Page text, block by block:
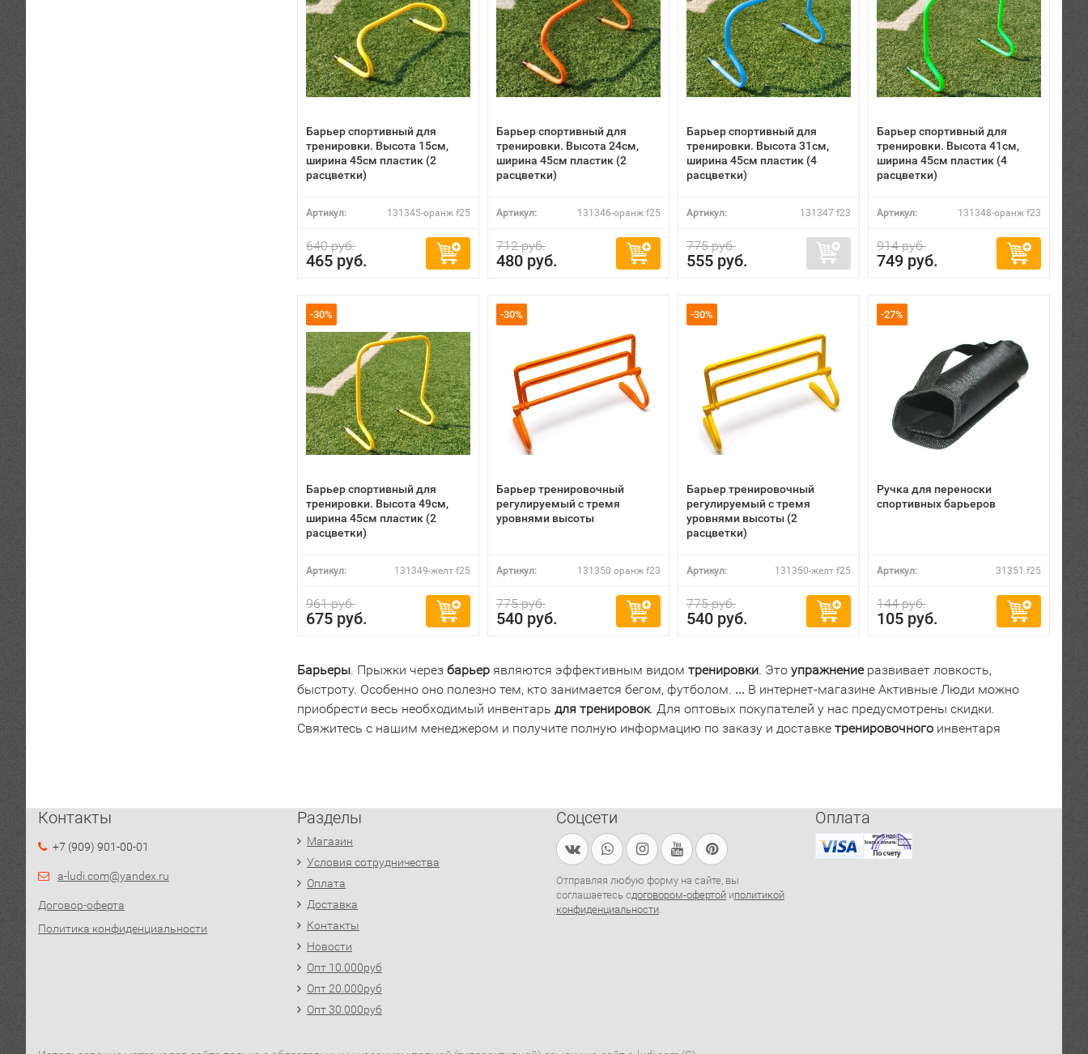
Барьер спортивный для
тренировки. Высота 15см,
ширина 45см пластик (2
расцветки)
Артикул: 131345-оранж f25
640 руб.
465 руб.
Барьер спортивный для
тренировки. Высота 24см,
ширина 45см пластик (2
расцветки)
Артикул: 131346-оранж f25
712 руб.
480 руб.
Барьер спортивный для
тренировки. Высота 31см,
ширина 45см пластик (4
расцветки)
Артикул: 131347 f23
775 руб.
555 руб.
Барьер спортивный для
тренировки. Высота 41см,
ширина 45см пластик (4
расцветки)
Артикул: 131348-оранж f23
914 руб.
749 руб.
-30%
Барьер спортивный для
тренировки. Высота 49см,
ширина 45см пластик (2
расцветки)
Артикул: 131349-желт f25
961 руб.
675 руб.
-30%
Барьер тренировочный
регулируемый с тремя
уровнями высоты
Артикул: 131350 оранж f23
775 руб.
540 руб.
-30%
Барьер тренировочный
регулируемый с тремя
уровнями высоты (2
расцветки)
Артикул: 131350-желт f25
775 руб.
540 руб.
-27%
Ручка для переноски
спортивных барьеров
Артикул: 31351 f25
144 руб.
105 руб.
Барьеры. Прыжки через барьер являются эффективным видом тренировки. Это упражнениеразвивает ловкость,
быстроту. Особенно оно полезно тем, кто занимается бегом, футболом. ... В интернет-магазине Активные Люди можно
приобрести весь необходимый инвентарь для тренировок. Для оптовых покупателей у нас предусмотрены скидки.
Свяжитесь с нашим менеджером и получите полную информацию по заказу и доставке тренировочного инвентаря
Контакты
+7 (909) 901-00-01
a-ludi.com@yandex.ru
Договор-оферта
Политика конфиденциальности
Разделы
Магазин
Условия сотрудничества
Оплата
Доставка
Контакты
Новости
Опт 10.000руб
Опт 20.000руб
Опт 30.000руб
Соцсети
Отправляя любую форму на сайте, вы
соглашаетесь сдоговором-офертой иполитикой
конфиденциальности.
Оплата